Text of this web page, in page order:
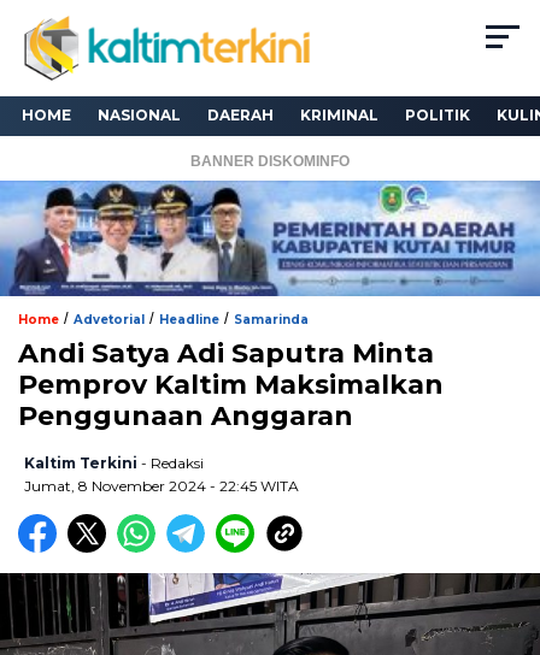
HOME NASIONAL DAERAH KRIMINAL POLITIK
BANNER DISKOMINFO
Home / Advetorial / Headline / Samarinda
Andi Satya Adi Saputra Minta
Pemprov Kaltim Maksimalkan
Penggunaan Anggaran
Kaltim Terkini - Redaksi
Jumat, 8 November 2024 - 22:45 WITA